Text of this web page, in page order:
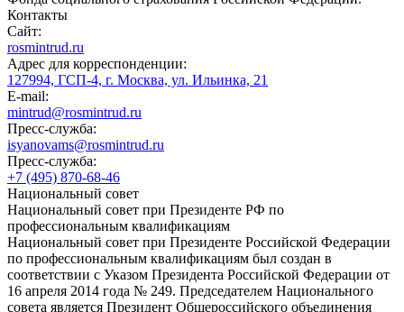
Контакты
Сайт:
rosmintrud.ru
Адрес для корреспонденции:
127994, ГСП-4, г. Москва, ул. Ильинка, 21
E-mail:
mintrud@rosmintrud.ru
Пресс-служба:
isyanovams@rosmintrud.ru
Пресс-служба:
+7 (495) 870-68-46
Национальный совет
Национальный совет при Президенте РФ по
профессиональным квалификациям
Национальный совет при Президенте Российской Федерации
по профессиональным квалификациям был создан в
соответствии с Указом Президента Российской Федерации от
16 апреля 2014 года № 249. Председателем Национального
совета является Президент Общероссийского объединения